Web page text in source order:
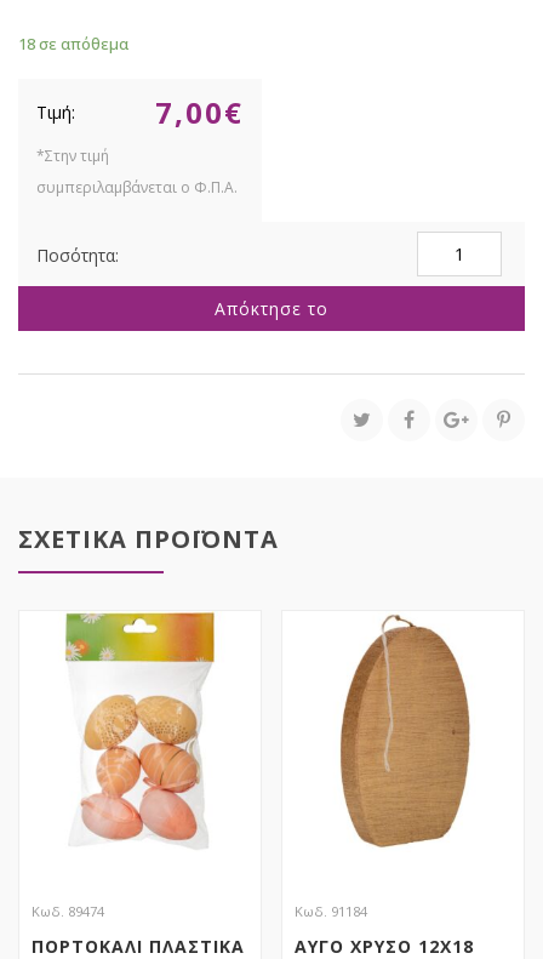
18 σε απόθεμα
7,00€
ΣΟΜΩΝ
10Χ15
ΠΕΡΛΕ
Απόκτησε το
ΣΧΕΤΙΚΑ ΠΡΟΪΟΝΤΑ
Κωδ. 89474
ΠΟΡΤΟΚΑΛΙ ΠΛΑΣΤΙΚΑ
Κωδ. 91184
ΑΥΓΟ ΧΡΥΣΟ 12Χ18